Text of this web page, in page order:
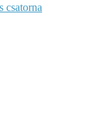
csatorna